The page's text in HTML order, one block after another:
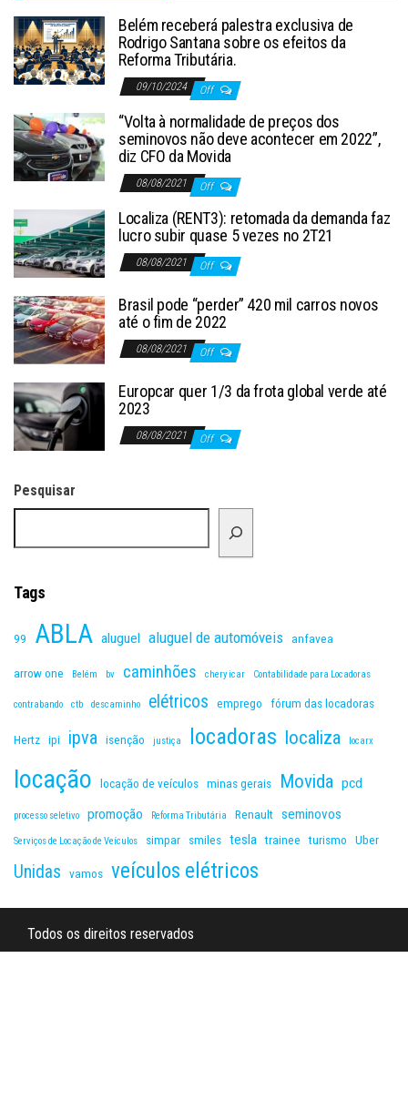
Belém receberá palestra exclusiva de
Rodrigo Santana sobre os efeitos da
Reforma Tributária.
09/10/2024 Off
“Volta à normalidade de preços dos
seminovos não deve acontecer em 2022”,
diz CFO da Movida
08/08/2021 Off
Localiza (RENT3): retomada da demanda faz
lucro subir quase 5 vezes no 2T21
08/08/2021 Off
Brasil pode “perder” 420 mil carros novos
até o fim de 2022
08/08/2021 Off
Europcar quer 1/3 da frota global verde até
2023
08/08/2021 Off
Pesquisar
Tags
99 ABLA aluguel aluguel de automóveis anfavea
arrow one Belém bv caminhões chery icar Contabilidade para Locadoras
contrabando ctb descaminho elétricos emprego fórum das locadoras
Hertz ipi ipva isenção justiça locadoras localiza locarx
locação locação de veículos minas gerais Movida pcd
processo seletivo promoção Reforma Tributária Renault seminovos
Serviços de Locação de Veículos simpar smiles tesla trainee turismo Uber
Unidas vamos veículos elétricos
Todos os direitos reservados